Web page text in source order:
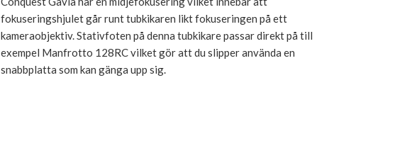
fokuseringshjulet går runt tubkikaren likt fokuseringen på ett
kameraobjektiv. Stativfoten på denna tubkikare passar direkt på till
exempel Manfrotto 128RC vilket gör att du slipper använda en
snabbplatta som kan gänga upp sig.